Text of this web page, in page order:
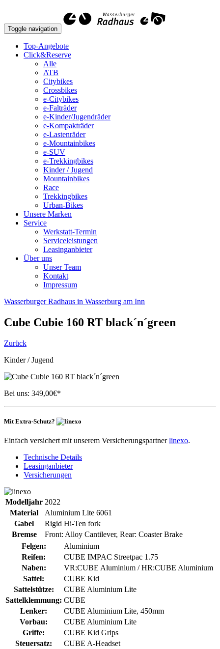
Toggle navigation
Top-Angebote
Click&Reserve
Alle
ATB
Citybikes
Crossbikes
e-Citybikes
e-Falträder
e-Kinder/Jugendräder
e-Kompakträder
e-Lastenräder
e-Mountainbikes
e-SUV
e-Trekkingbikes
Kinder / Jugend
Mountainbikes
Race
Trekkingbikes
Urban-Bikes
Unsere Marken
Service
Werkstatt-Termin
Serviceleistungen
Leasinganbieter
Über uns
Unser Team
Kontakt
Impressum
Wasserburger Radhaus in Wasserburg am Inn
Cube Cubie 160 RT black´n´green
Zurück
Kinder / Jugend
Bei uns: 349,00€*
Mit Extra-Schutz?
Einfach versichert mit unserem Versicherungspartnerlinexo.
Technische Details
Leasinganbieter
Versicherungen
Modelljahr 2022
Material
Aluminium Lite 6061
Gabel
Rigid Hi-Ten fork
Bremse
Front: Alloy Cantilever, Rear: Coaster Brake
Felgen:
Aluminium
Reifen:
CUBE IMPAC Streetpac 1.75
Naben:
VR:CUBE Aluminium / HR:CUBE Aluminium
Sattel:
CUBE Kid
Sattelstütze:
CUBE Aluminium Lite
Sattelklemmung: CUBE
Lenker:
CUBE Aluminium Lite, 450mm
Vorbau:
CUBE Aluminium Lite
Griffe:
CUBE Kid Grips
Steuersatz:
CUBE A-Headset